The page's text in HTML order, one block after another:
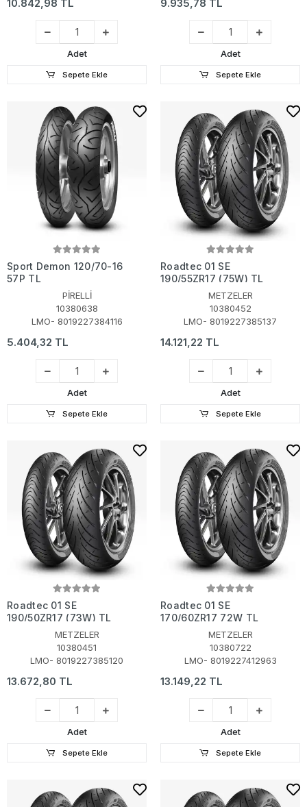
10.842,98 TL
Adet
Sepete Ekle
9.935,78 TL
Adet
Sepete Ekle
Sport Demon 120/70-16
57P TL
PİRELLİ
10380638
LMO- 8019227384116
5.404,32 TL
Adet
Sepete Ekle
Roadtec 01 SE
190/55ZR17 (75W) TL
METZELER
10380452
LMO- 8019227385137
14.121,22 TL
Adet
Sepete Ekle
Roadtec 01 SE
190/50ZR17 (73W) TL
METZELER
10380451
LMO- 8019227385120
13.672,80 TL
Adet
Sepete Ekle
Roadtec 01 SE
170/60ZR17 72W TL
METZELER
10380722
LMO- 8019227412963
13.149,22 TL
Adet
Sepete Ekle